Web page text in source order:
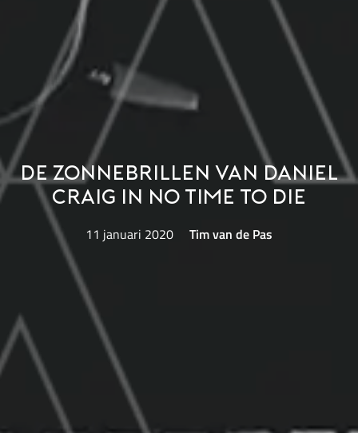
De zonnebrillen van Daniel
Craig in No Time to Die
11 januari 2020 Tim van de Pas